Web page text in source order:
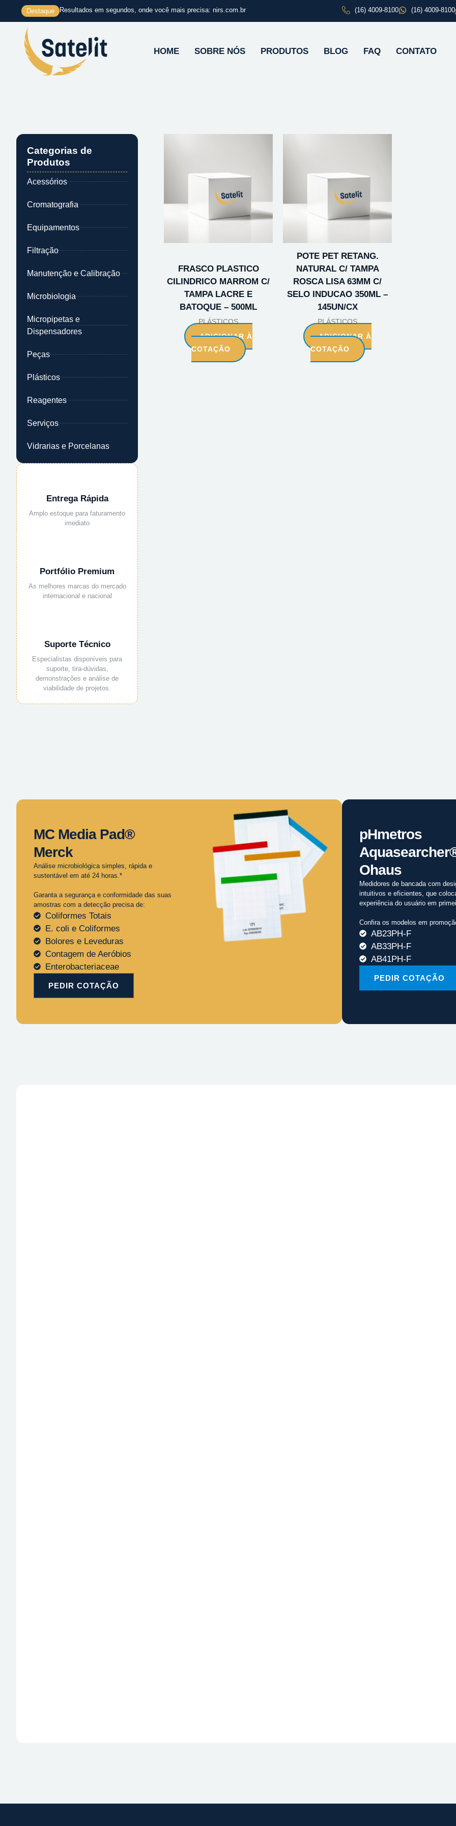
conteúdo
Destaque Resultados em segundos, onde você mais precisa: nirs.com.br (16) 4009-8100 (16) 4009-8100
HOME SOBRE NÓS PRODUTOS BLOG FAQ CONTATO
Categorias de
Produtos
Acessórios
Cromatografia
Equipamentos
Filtração
Manutenção e Calibração
Microbiologia
Micropipetas e
Dispensadores
Peças
Plásticos
Reagentes
Serviços
Vidrarias e Porcelanas
Entrega Rápida
Amplo estoque para faturamento
imediato
Portfólio Premium
As melhores marcas do mercado
internacional e nacional
Suporte Técnico
Especialistas disponíveis para
suporte, tira-dúvidas,
demonstrações e análise de
viabilidade de projetos.
FRASCO PLASTICO
CILINDRICO MARROM C/
TAMPA LACRE E
BATOQUE – 500ML
PLÁSTICOS
ADICIONAR À
COTAÇÃO
POTE PET RETANG.
NATURAL C/ TAMPA
ROSCA LISA 63MM C/
SELO INDUCAO 350ML –
145UN/CX
PLÁSTICOS
ADICIONAR À
COTAÇÃO
MC Media Pad®
Merck
Análise microbiológica simples, rápida e
sustentável em até 24 horas.*
Garanta a segurança e conformidade das suas
amostras com a detecção precisa de:
Coliformes Totais
E. coli e Coliformes
Bolores e Leveduras
Contagem de Aeróbios
Enterobacteriaceae
PEDIR COTAÇÃO
pHmetros
Ohaus
Medidores de bancada com
intuitivos e eficientes, que
experiência do usuário em
Confira os modelos em
AB23PH-F
AB33PH-F
AB41PH-F
PEDIR COTAÇÃO